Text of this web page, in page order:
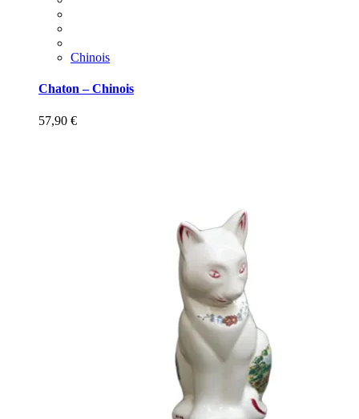
Chinois
Chaton – Chinois
57,90 €